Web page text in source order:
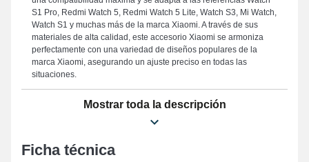
S1 Pro, Redmi Watch 5, Redmi Watch 5 Lite, Watch S3, Mi Watch,
Watch S1 y muchas más de la marca Xiaomi. A través de sus
materiales de alta calidad, este accesorio Xiaomi se armoniza
perfectamente con una variedad de diseños populares de la
marca Xiaomi, asegurando un ajuste preciso en todas las
situaciones.
Mostrar toda la descripción
Ficha técnica